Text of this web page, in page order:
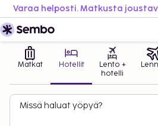
Matkat Hotellit
Lento +
hotelli
Missä haluat yöpyä?